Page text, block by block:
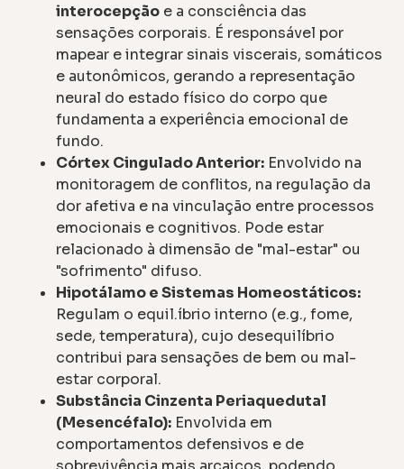
interocepção e a consciência das
sensações corporais. É responsável por
mapear e integrar sinais viscerais, somáticos
e autonômicos, gerando a representação
neural do estado físico do corpo que
fundamenta a experiência emocional de
fundo.
Córtex Cingulado Anterior: Envolvido na
monitoragem de conflitos, na regulação da
dor afetiva e na vinculação entre processos
emocionais e cognitivos. Pode estar
relacionado à dimensão de "mal-estar" ou
"sofrimento" difuso.
Hipotálamo e Sistemas Homeostáticos:
Regulam o equil.íbrio interno (e.g., fome,
sede, temperatura), cujo desequilíbrio
contribui para sensações de bem ou mal-
estar corporal.
Substância Cinzenta Periaquedutal
(Mesencéfalo): Envolvida em
comportamentos defensivos e de